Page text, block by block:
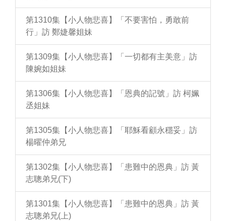
第1310集【小人物悲喜】「不要害怕，勇敢前
行」訪 鄭婕馨姐妹
第1309集【小人物悲喜】「一切都有主美意」訪
陳婉如姐妹
第1306集【小人物悲喜】「恩典的記號」訪 柯姵
丞姐妹
第1305集【小人物悲喜】「耶穌看顧永穩妥」訪
楊曜仲弟兄
第1302集【小人物悲喜】「患難中的恩典」訪 黃
志聰弟兄(下)
第1301集【小人物悲喜】「患難中的恩典」訪 黃
志聰弟兄(上)